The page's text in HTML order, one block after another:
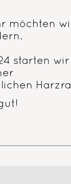
möchten
starten